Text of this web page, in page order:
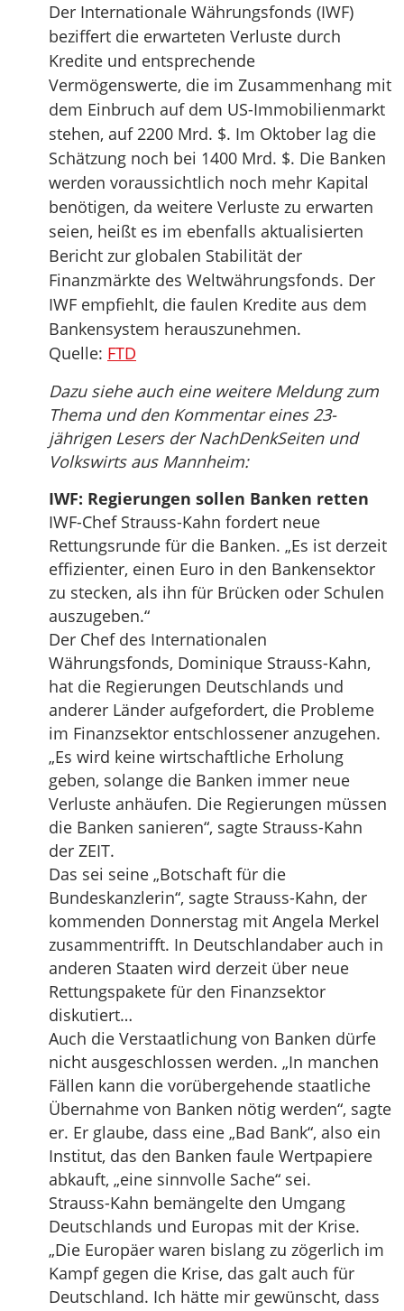
Der Internationale Währungsfonds (IWF)
beziffert die erwarteten Verluste durch
Kredite und entsprechende
Vermögenswerte, die im Zusammenhang mit
dem Einbruch auf dem US-Immobilienmarkt
stehen, auf 2200 Mrd. $. Im Oktober lag die
Schätzung noch bei 1400 Mrd. $. Die Banken
werden voraussichtlich noch mehr Kapital
benötigen, da weitere Verluste zu erwarten
seien, heißt es im ebenfalls aktualisierten
Bericht zur globalen Stabilität der
Finanzmärkte des Weltwährungsfonds. Der
IWF empfiehlt, die faulen Kredite aus dem
Bankensystem herauszunehmen.
Quelle: FTD
Dazu siehe auch eine weitere Meldung zum
Thema und den Kommentar eines 23-
jährigen Lesers der NachDenkSeiten und
Volkswirts aus Mannheim:
IWF: Regierungen sollen Banken retten
IWF-Chef Strauss-Kahn fordert neue
Rettungsrunde für die Banken. „Es ist derzeit
effizienter, einen Euro in den Bankensektor
zu stecken, als ihn für Brücken oder Schulen
auszugeben.“
Der Chef des Internationalen
Währungsfonds, Dominique Strauss-Kahn,
hat die Regierungen Deutschlands und
anderer Länder aufgefordert, die Probleme
im Finanzsektor entschlossener anzugehen.
„Es wird keine wirtschaftliche Erholung
geben, solange die Banken immer neue
Verluste anhäufen. Die Regierungen müssen
die Banken sanieren“, sagte Strauss-Kahn
der ZEIT.
Das sei seine „Botschaft für die
Bundeskanzlerin“, sagte Strauss-Kahn, der
kommenden Donnerstag mit Angela Merkel
zusammentrifft. In Deutschlandaber auch in
anderen Staaten wird derzeit über neue
Rettungspakete für den Finanzsektor
diskutiert…
Auch die Verstaatlichung von Banken dürfe
nicht ausgeschlossen werden. „In manchen
Fällen kann die vorübergehende staatliche
Übernahme von Banken nötig werden“, sagte
er. Er glaube, dass eine „Bad Bank“, also ein
Institut, das den Banken faule Wertpapiere
abkauft, „eine sinnvolle Sache“ sei.
Strauss-Kahn bemängelte den Umgang
Deutschlands und Europas mit der Krise.
„Die Europäer waren bislang zu zögerlich im
Kampf gegen die Krise, das galt auch für
Deutschland. Ich hätte mir gewünscht, dass